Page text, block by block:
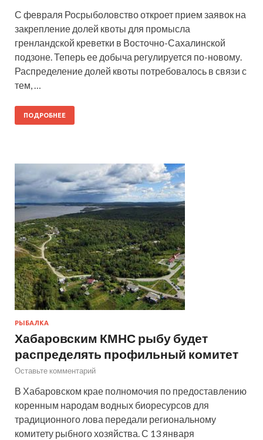
С февраля Росрыболовство откроет прием заявок на
закрепление долей квоты для промысла
гренландской креветки в Восточно-Сахалинской
подзоне. Теперь ее добыча регулируется по-новому.
Распределение долей квоты потребовалось в связи с
тем, …
ПОДРОБНЕЕ
РЫБАЛКА
Хабаровским КМНС рыбу будет
распределять профильный комитет
Оставьте комментарий
В Хабаровском крае полномочия по предоставлению
коренным народам водных биоресурсов для
традиционного лова передали региональному
комитету рыбного хозяйства. С 13 января